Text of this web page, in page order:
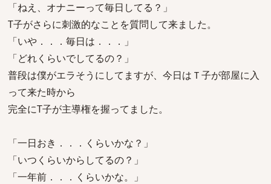
「ねえ、オナニーって毎日してる？」
T子がさらに刺激的なことを質問して来ました。
「いや．．．毎日は．．．」
「どれくらいでしてるの？」
普段は僕がエラそうにしてますが、今日はＴ子が部屋に入
って来た時から
完全にT子が主導権を握ってました。
「一日おき．．．くらいかな？」
「いつくらいからしてるの？」
「一年前．．．くらいかな。」